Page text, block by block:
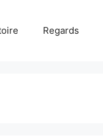
Regards